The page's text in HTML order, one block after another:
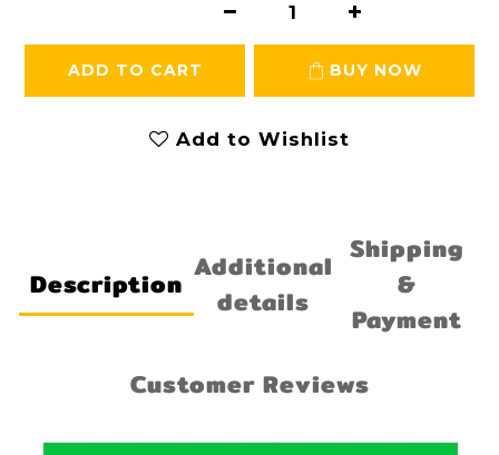
ADD TO CART BUY NOW
Add to Wishlist
Description Additional
details
Shipping
&
Payment
Customer Reviews